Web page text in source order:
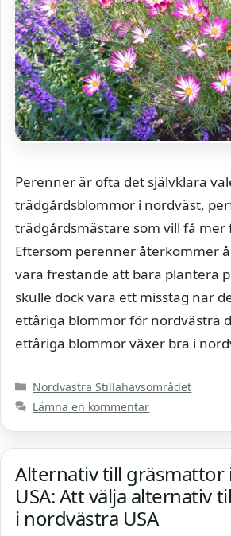
Perenner är ofta det självklara
trädgårdsblommor i nordväst,
trädgårdsmästare som vill få mer
Eftersom perenner återkommer
vara frestande att bara plantera
skulle dock vara ett misstag när
ettåriga blommor för nordvästra
ettåriga blommor växer bra i
Kategorier
Nordvästra Stillahavsområdet
Lämna en kommentar
Alternativ till gräsmattor
USA: Att välja alternativ
i nordvästra USA